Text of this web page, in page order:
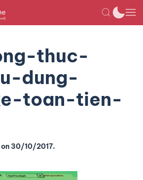
thuc-
dung-
toan-tien-
on 30/10/2017.